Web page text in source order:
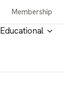
Membership
Educational